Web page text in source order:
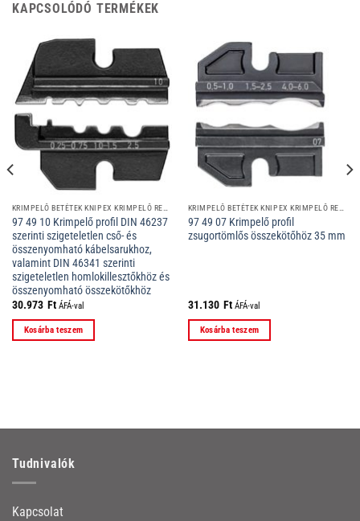
KAPCSOLÓDÓ TERMÉKEK
97 49 10 Krimpelő profil DIN 46237
szerinti szigeteletlen cső- és
összenyomható kábelsarukhoz,
valamint DIN 46341 szerinti
szigeteletlen homlokillesztőkhöz és
összenyomható összekötőkhöz
30.973 Ft ÁFÁ-val
Kosárba teszem
97 49 07 Krimpelő profil
zsugortömlős összekötőhöz 35 mm
31.130 Ft ÁFÁ-val
Kosárba teszem
Tudnivalók
Kapcsolat